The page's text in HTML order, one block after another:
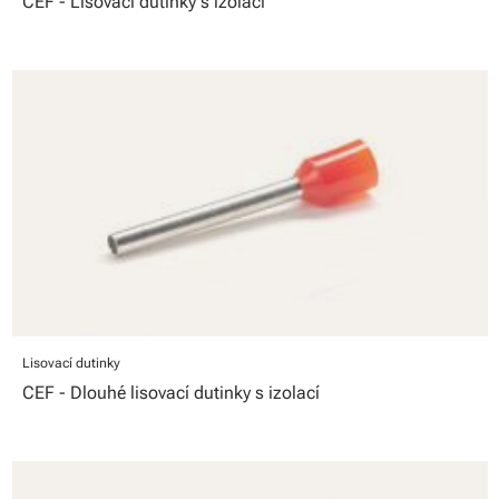
Lisovací dutinky
CEF - Dlouhé lisovací dutinky s izolací